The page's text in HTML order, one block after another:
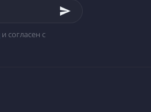
и согласен с